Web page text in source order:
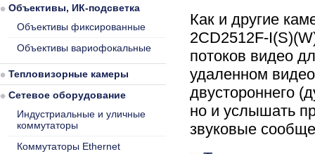
Как и другие
2CD2512F-
потоков видео
удаленном
двустороннего
но и услышать
звуковые
Объективы, ИК-подсветка
Объективы фиксированные
Объективы вариофокальные
Тепловизорные камеры
Сетевое оборудование
Индустриальные и уличные
коммутаторы
Коммутаторы Ethernet